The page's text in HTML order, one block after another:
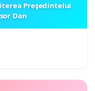
Preşedintelui
Dan